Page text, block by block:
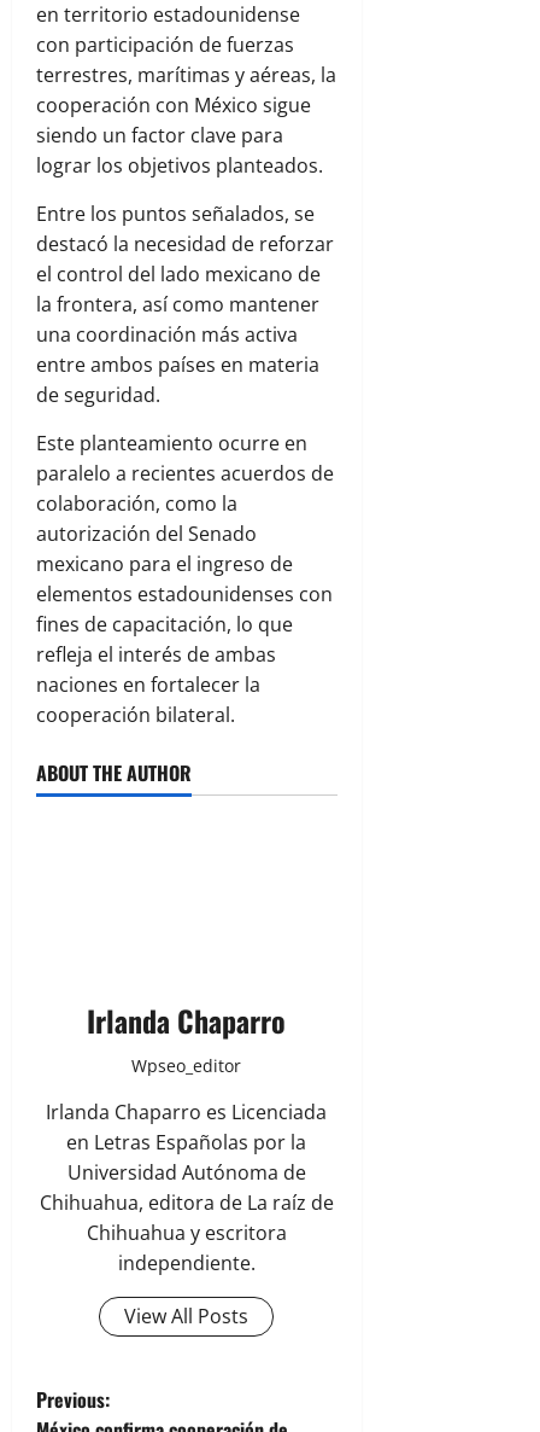
en territorio estadounidense
con participación de fuerzas
terrestres, marítimas y aéreas, la
cooperación con México sigue
siendo un factor clave para
lograr los objetivos planteados.
Entre los puntos señalados, se
destacó la necesidad de reforzar
el control del lado mexicano de
la frontera, así como mantener
una coordinación más activa
entre ambos países en materia
de seguridad.
Este planteamiento ocurre en
paralelo a recientes acuerdos de
colaboración, como la
autorización del Senado
mexicano para el ingreso de
elementos estadounidenses con
fines de capacitación, lo que
refleja el interés de ambas
naciones en fortalecer la
cooperación bilateral.
ABOUT THE AUTHOR
Irlanda Chaparro
Wpseo_editor
Irlanda Chaparro es Licenciada
en Letras Españolas por la
Universidad Autónoma de
Chihuahua, editora de La raíz de
Chihuahua y escritora
independiente.
View All Posts
P
Previous: